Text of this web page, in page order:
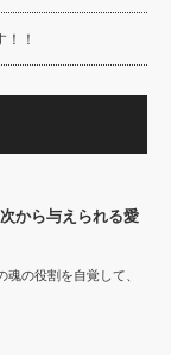
！
から与えられる愛
の役割を自覚して、